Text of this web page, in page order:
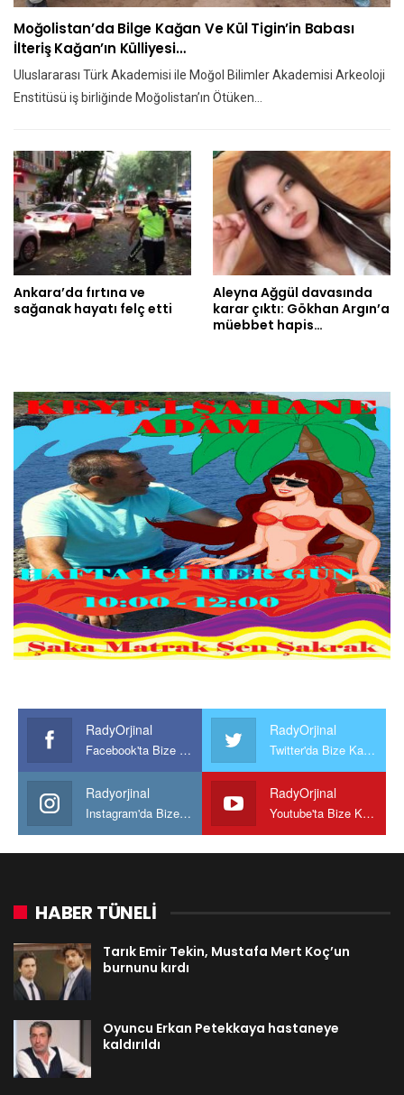
Moğolistan’da Bilge Kağan Ve Kül Tigin’in Babası
İlteriş Kağan’ın Külliyesi…
Uluslararası Türk Akademisi ile Moğol Bilimler Akademisi Arkeoloji
Enstitüsü iş birliğinde Moğolistan’ın Ötüken…
Ankara’da fırtına ve
sağanak hayatı felç etti
Aleyna Ağgül davasında
karar çıktı: Gökhan Argın’a
müebbet hapis…
RadyOrjinal
Facebook'ta Bize Katılın
RadyOrjinal
Twitter'da Bize Katılın
Radyorjinal
Instagram'da Bize katılın
RadyOrjinal
Youtube'ta Bize Katılın
HABER TÜNELİ
Tarık Emir Tekin, Mustafa Mert Koç’un
burnunu kırdı
Oyuncu Erkan Petekkaya hastaneye
kaldırıldı